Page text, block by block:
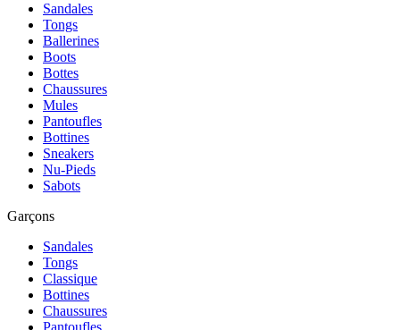
Sandales
Tongs
Ballerines
Boots
Bottes
Chaussures
Mules
Pantoufles
Bottines
Sneakers
Nu-Pieds
Sabots
Garçons
Sandales
Tongs
Classique
Bottines
Chaussures
Pantoufles